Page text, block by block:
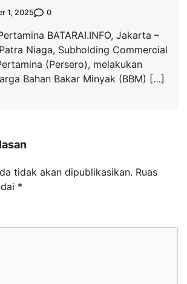
1, 2025 0
BATARAI.INFO, Jakarta –
Niaga, Subholding Commercial
(Persero), melakukan
Bahan Bakar Minyak (BBM) […]
tidak akan dipublikasikan. Ruas
*